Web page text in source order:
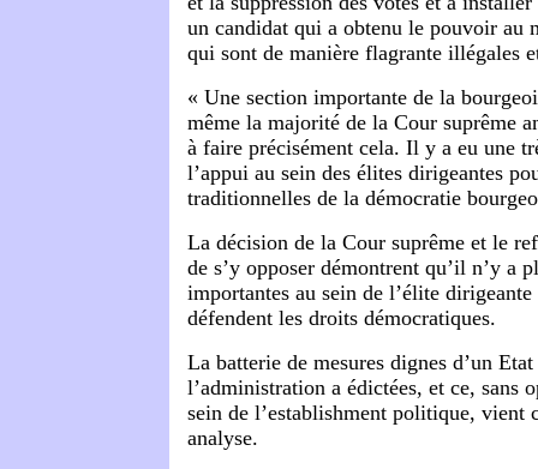
un candidat qui a obtenu le pouvoir au
qui sont de manière flagrante illégales
« Une section importante de la
même la majorité de la Cour suprême
à faire précisément cela. Il y a eu une
l’appui au sein des élites dirigeantes
traditionnelles de la démocratie
La décision de la Cour suprême et le
de s’y opposer démontrent qu’il n’y a
importantes au sein de l’élite
défendent les droits démocratiques.
La batterie de mesures dignes d’un
l’administration a édictées, et ce, sans
sein de l’establishment politique, vient
analyse.